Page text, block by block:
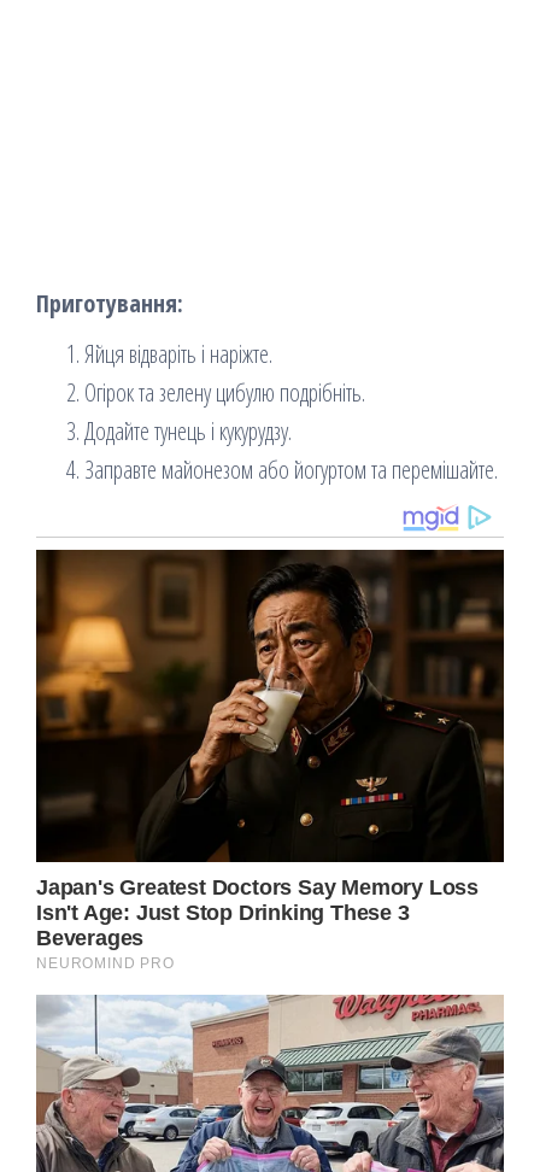
Приготування:
Яйця відваріть і наріжте.
Огірок та зелену цибулю подрібніть.
Додайте тунець і кукурудзу.
Заправте майонезом або йогуртом та перемішайте.